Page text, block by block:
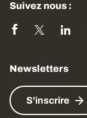
Suivez nous :
Newsletters
S'inscrire